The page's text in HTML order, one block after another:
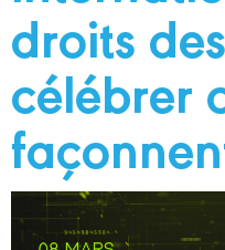
droits
célébrer